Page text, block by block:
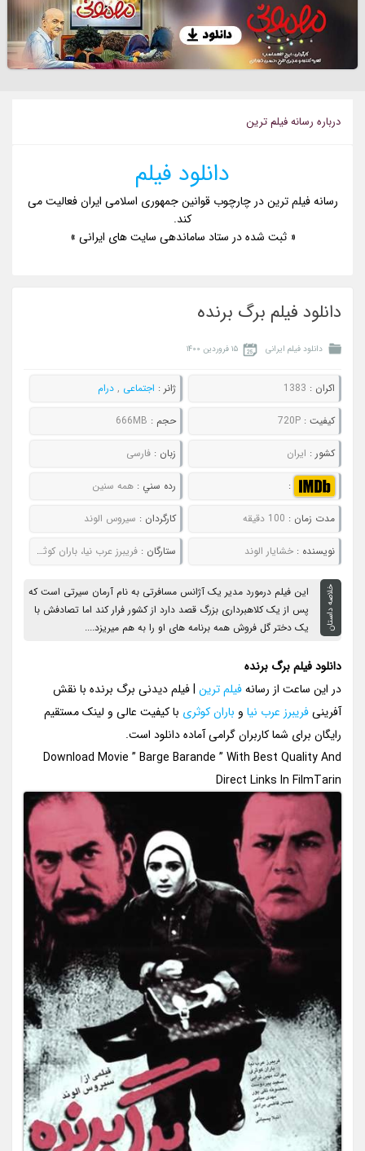
درباره رسانه فيلم ترين
دانلود فیلم
رسانه فیلم ترین در چارچوب قوانین جمهوری اسلامی ایران فعالیت می
کند.
« ثبت شده در ستاد ساماندهی سایت های ایرانی »
دانلود فیلم برگ برنده
دانلود فیلم ایرانی ۱۵ فروردین ۱۴۰۰
اکران : 1383 ژانر : اجتماعی , درام
کيفيت :720P حجم : 666MB
کشور : ایران زبان : فارسی
: رده سني : همه سنین
مدت زمان : 100 دقیقه کارگردان : سیروس الوند
نويسنده :خشایار الوند ستارگان : فریبرز عرب نیا، باران کوثری، آتیلا پسیانی، مهرانه مهین ترابی
خلاصه داستان
این فیلم درمورد مدیر یک آژانس مسافرتی به نام آرمان سیرتی است که
پس از یک کلاهبرداری بزرگ قصد دارد از کشور فرار کند اما تصادفش با
یک دختر گل فروش همه برنامه های او را به هم میریزد....
دانلود فیلم برگ برنده
در این ساعت از رسانهفیلم ترین | فیلم دیدنی برگ برنده با نقش
آفرینیفریبرز عرب نیا و باران کوثری با کیفیت عالی و لینک مستقیم
رایگان برای شما کاربران گرامی آماده دانلود است.
Download Movie ” Barge Barande ” With Best Quality And
Direct Links In FilmTarin